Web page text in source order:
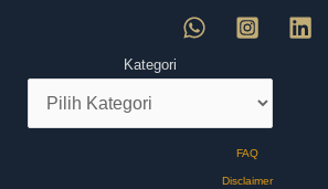
Kategori
FAQ
Disclaimer